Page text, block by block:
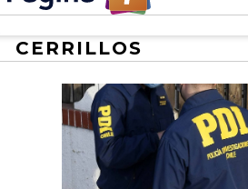
CERRILLOS